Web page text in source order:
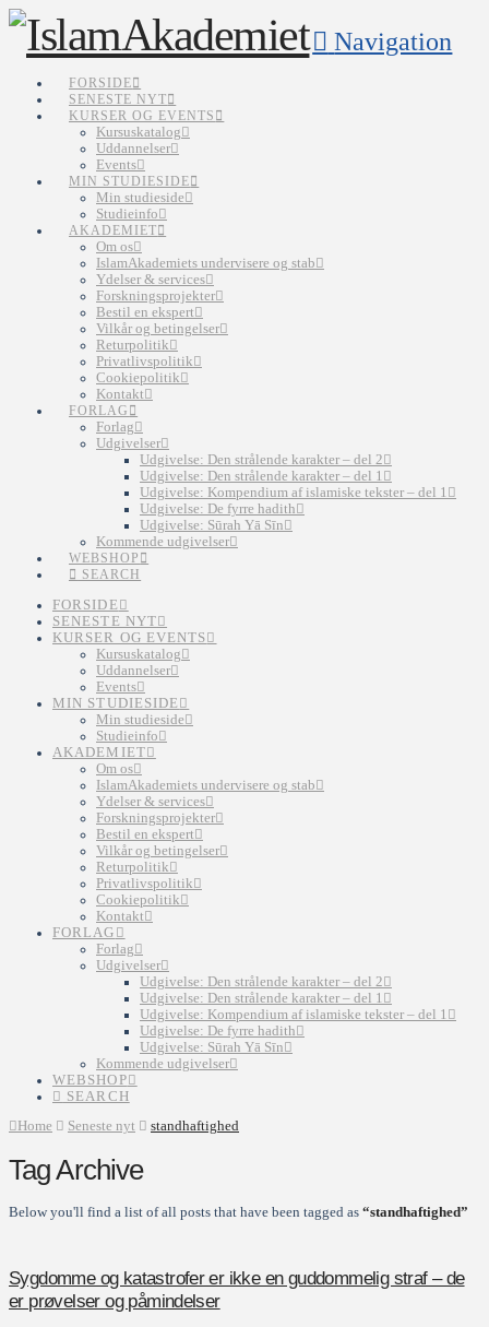
Navigation
FORSIDE
SENESTE NYT
KURSER OG EVENTS
Kursuskatalog
Uddannelser
Events
MIN STUDIESIDE
Min studieside
Studieinfo
AKADEMIET
Om os
IslamAkademiets undervisere og stab
Ydelser & services
Forskningsprojekter
Bestil en ekspert
Vilkår og betingelser
Returpolitik
Privatlivspolitik
Cookiepolitik
Kontakt
FORLAG
Forlag
Udgivelser
Udgivelse: Den strålende karakter – del 2
Udgivelse: Den strålende karakter – del 1
Udgivelse: Kompendium af islamiske tekster – del 1
Udgivelse: De fyrre hadith
Udgivelse: Sūrah Yā Sīn
Kommende udgivelser
WEBSHOP
SEARCH
FORSIDE
SENESTE NYT
KURSER OG EVENTS
Kursuskatalog
Uddannelser
Events
MIN STUDIESIDE
Min studieside
Studieinfo
AKADEMIET
Om os
IslamAkademiets undervisere og stab
Ydelser & services
Forskningsprojekter
Bestil en ekspert
Vilkår og betingelser
Returpolitik
Privatlivspolitik
Cookiepolitik
Kontakt
FORLAG
Forlag
Udgivelser
Udgivelse: Den strålende karakter – del 2
Udgivelse: Den strålende karakter – del 1
Udgivelse: Kompendium af islamiske tekster – del 1
Udgivelse: De fyrre hadith
Udgivelse: Sūrah Yā Sīn
Kommende udgivelser
WEBSHOP
SEARCH
Home
Seneste nyt standhaftighed
Tag Archive
Below you'll find a list of all posts that have been tagged as “standhaftighed”
Sygdomme og katastrofer er ikke en guddommelig straf – de
er prøvelser og påmindelser